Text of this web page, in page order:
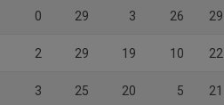
0 29 3 26 29
2 29 19 10 22
3 25 20 5 21